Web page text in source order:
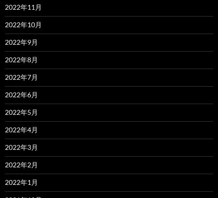
2022年11月
2022年10月
2022年9月
2022年8月
2022年7月
2022年6月
2022年5月
2022年4月
2022年3月
2022年2月
2022年1月